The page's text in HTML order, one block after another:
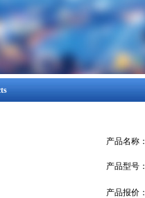
产品名称：
产品型号：
产品报价：